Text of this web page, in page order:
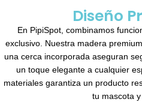
Diseño
En PipiSpot, combinamos
exclusivo. Nuestra madera
una cerca incorporada aseguran
un toque elegante a cualquier
materiales garantiza un producto
tu mascota y